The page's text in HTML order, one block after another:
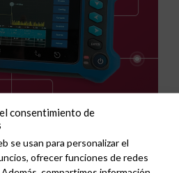
consentimiento de
se usan para personalizar el
ofrecer funciones de redes
un Mini OTDR portátil con
de fibra óptica en
equipo.